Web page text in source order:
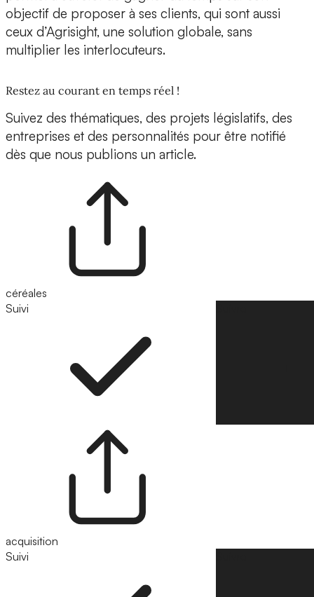
objectif de proposer à ses clients, qui sont aussi
ceux d’Agrisight, une solution globale, sans
multiplier les interlocuteurs.
Restez au courant en temps réel !
Suivez des thématiques, des projets législatifs, des
entreprises et des personnalités pour être notifié
dès que nous publions un article.
céréales
Suivi
acquisition
Suivi